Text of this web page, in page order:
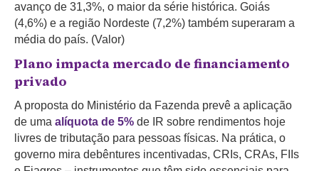
avanço de 31,3%, o maior da série histórica. Goiás
(4,6%) e a região Nordeste (7,2%) também superaram a
média do país. (Valor)
Plano impacta mercado de financiamento
privado
A proposta do Ministério da Fazenda prevê a aplicação
de uma alíquota de 5% de IR sobre rendimentos hoje
livres de tributação para pessoas físicas. Na prática, o
governo mira debêntures incentivadas, CRIs, CRAs, FIIs